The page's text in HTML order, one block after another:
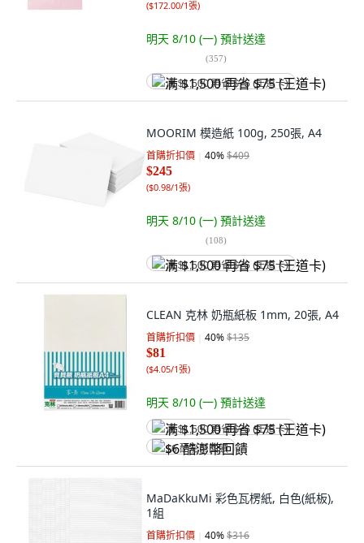
($172.00/1張)
明天 8/10 (一) 預計送達
(357)
满 $1,500 再省 $75 (王道卡)
MOORIM 模造紙 100g, 250張, A4
首購折扣價 40%$409
$245
($0.98/1張)
明天 8/10 (一) 預計送達
(108)
满 $1,500 再省 $75 (王道卡)
CLEAN 克林 奶瓶紙板 1mm, 20張, A4
首購折扣價 40%$135
$81
($4.05/1張)
明天 8/10 (一) 預計送達
满 $1,500 再省 $75 (王道卡)
$6 酷澎幣回饋
MaDaKkuMi 彩色瓦楞紙, 白色(紙板),
1組
首購折扣價 40%$316